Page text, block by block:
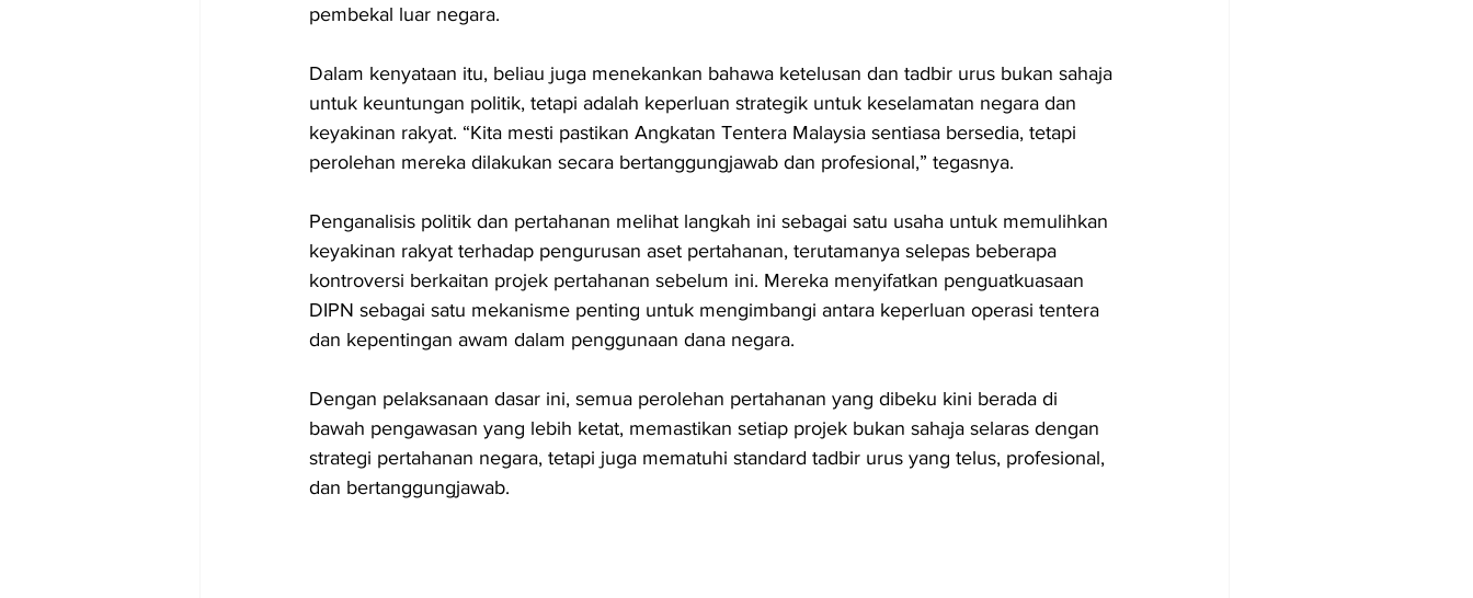
pembekal luar negara.
Dalam kenyataan itu, beliau juga menekankan bahawa ketelusan dan tadbir urus bukan sahaja
untuk keuntungan politik, tetapi adalah keperluan strategik untuk keselamatan negara dan
keyakinan rakyat. “Kita mesti pastikan Angkatan Tentera Malaysia sentiasa bersedia, tetapi
perolehan mereka dilakukan secara bertanggungjawab dan profesional,” tegasnya.
Penganalisis politik dan pertahanan melihat langkah ini sebagai satu usaha untuk memulihkan
keyakinan rakyat terhadap pengurusan aset pertahanan, terutamanya selepas beberapa
kontroversi berkaitan projek pertahanan sebelum ini. Mereka menyifatkan penguatkuasaan
DIPN sebagai satu mekanisme penting untuk mengimbangi antara keperluan operasi tentera
dan kepentingan awam dalam penggunaan dana negara.
Dengan pelaksanaan dasar ini, semua perolehan pertahanan yang dibeku kini berada di
bawah pengawasan yang lebih ketat, memastikan setiap projek bukan sahaja selaras dengan
strategi pertahanan negara, tetapi juga mematuhi standard tadbir urus yang telus, profesional,
dan bertanggungjawab.